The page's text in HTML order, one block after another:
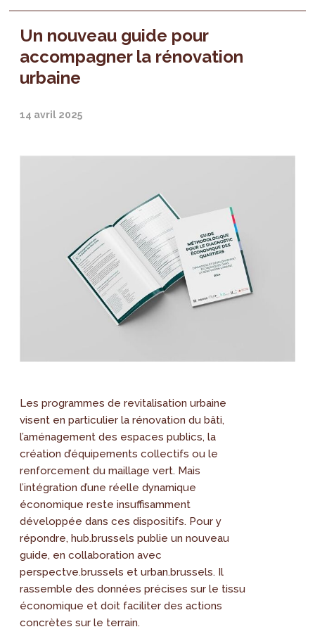
Un nouveau guide pour
accompagner la rénovation
urbaine
14 avril 2025
Les programmes de revitalisation urbaine
visent en particulier la rénovation du bâti,
l’aménagement des espaces publics, la
création d’équipements collectifs ou le
renforcement du maillage vert. Mais
l’intégration d’une réelle dynamique
économique reste insuffisamment
développée dans ces dispositifs. Pour y
répondre, hub.brussels publie un nouveau
guide, en collaboration avec
perspectve.brussels et urban.brussels. Il
rassemble des données précises sur le tissu
économique et doit faciliter des actions
concrètes sur le terrain.